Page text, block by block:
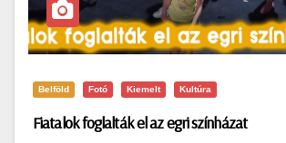
Belföld Fotó Kiemelt Kultúra
Fiatalok foglalták el az egri színházat